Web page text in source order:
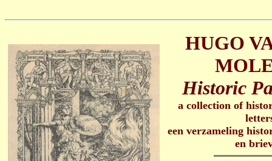
HUGO
Historic
a collection of
een verzameling
en